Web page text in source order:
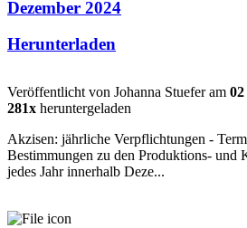
Dezember 2024
Herunterladen
Veröffentlicht von Johanna Stuefer am 02
281x heruntergeladen
Akzisen: jährliche Verpflichtungen -
Bestimmungen zu den Produktions- und
jedes Jahr innerhalb Deze...